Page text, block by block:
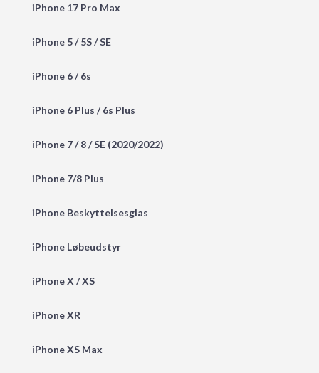
iPhone 17 Pro Max
iPhone 5 / 5S / SE
iPhone 6 / 6s
iPhone 6 Plus / 6s Plus
iPhone 7 / 8 / SE (2020/2022)
iPhone 7/8 Plus
iPhone Beskyttelsesglas
iPhone Løbeudstyr
iPhone X / XS
iPhone XR
iPhone XS Max